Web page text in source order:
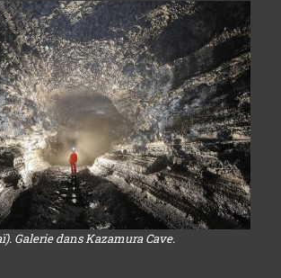
Galerie dans Kazamura Cave.